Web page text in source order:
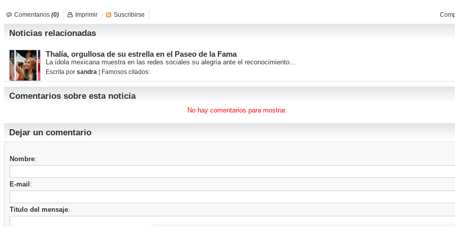
Comentarios (0) Imprimir Suscribirse
Noticias relacionadas
Thalía, orgullosa de su estrella en el Paseo de la Fama
La ídola mexicana muestra en las redes sociales su alegría ante el reconocimiento…
Escrita por sandra | Famosos citados:
Comentarios sobre esta noticia
No hay comentarios para mostrar.
Dejar un comentario
Nombre:
E-mail :
Titulo del mensaje: